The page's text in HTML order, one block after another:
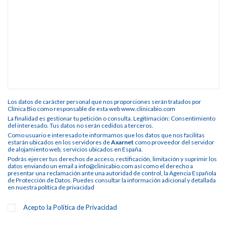
Los datos de carácter personal que nos proporciones serán tratados por
Clínica Bio como responsable de esta web www.clinicabio.com
La finalidad es gestionar tu petición o consulta. Legitimación: Consentimiento
del interesado. Tus datos no serán cedidos a terceros.
Como usuario e interesado te informamos que los datos que nos facilitas
estarán ubicados en los servidores deAxarnet como proveedor del servidor
de alojamiento web, servicios ubicados en España.
Podrás ejercer tus derechos de acceso, rectificación, limitación y suprimir los
datos enviando un email a info@clinicabio.com así como el derecho a
presentar una reclamación ante una autoridad de control, la Agencia Española
de Protección de Datos. Puedes consultar la información adicional y detallada
en nuestra política de privacidad
Acepto laPolítica de Privacidad